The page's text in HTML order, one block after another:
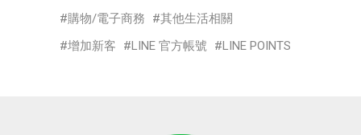
購物/電子商務
其他生活相關
增加新客
LINE 官方帳號 LINE POINTS